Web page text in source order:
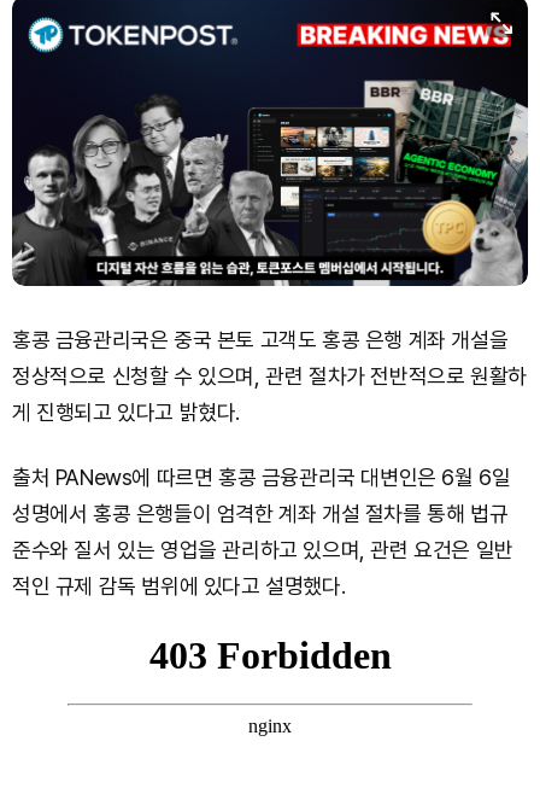
홍콩 금융관리국은 중국 본토 고객도 홍콩 은행 계좌 개설을
정상적으로 신청할 수 있으며, 관련 절차가 전반적으로 원활하
게 진행되고 있다고 밝혔다.
출처 PANews에 따르면 홍콩 금융관리국 대변인은 6월 6일
성명에서 홍콩 은행들이 엄격한 계좌 개설 절차를 통해 법규
준수와 질서 있는 영업을 관리하고 있으며, 관련 요건은 일반
적인 규제 감독 범위에 있다고 설명했다.